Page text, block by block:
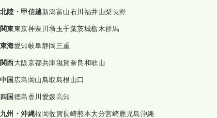
北陸・甲信越新潟富山石川福井山梨長野
関東東京神奈川埼玉千葉茨城栃木群馬
東海愛知岐阜静岡三重
関西大阪京都兵庫滋賀奈良和歌山
中国広島岡山鳥取島根山口
四国徳島香川愛媛高知
九州・沖縄福岡佐賀長崎熊本大分宮崎鹿児島沖縄